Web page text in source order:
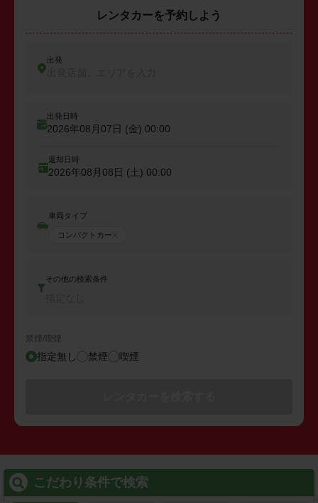
レンタカーを予約しよう
出発
出発日時
2026年08月07日 (金) 00:00
返却日時
2026年08月08日 (土) 00:00
車両タイプ
コンパクトカー
その他の検索条件
禁煙/喫煙
指定無し 禁煙 喫煙
こだわり条件で検索